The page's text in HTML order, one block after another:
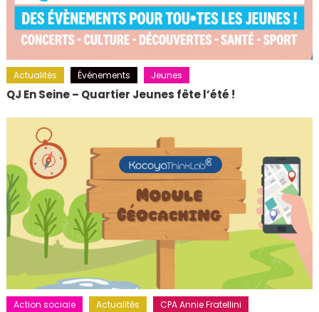
Actualités Événements Jeunes
QJ En Seine – Quartier Jeunes fête l’été !
Action sociale Actualités
CPA Annie Fratellini